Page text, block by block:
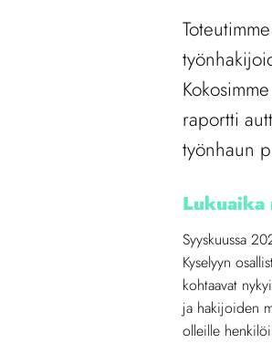
raportti
työnhaun
Lukuaika
Syyskuussa
Kyselyyn
kohtaavat
ja hakijoiden
olleille